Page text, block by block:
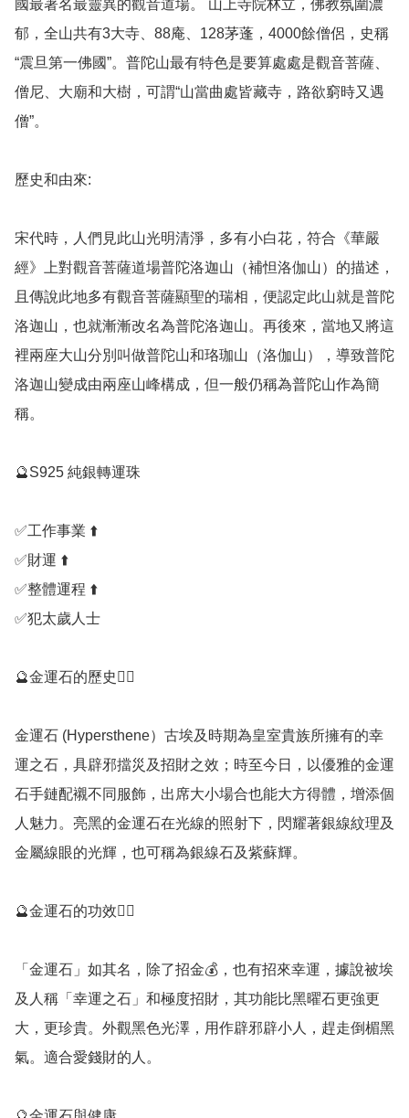
國最著名最靈異的觀音道場。 山上寺院林立，佛教氛圍濃
郁，全山共有3大寺、88庵、128茅蓬，4000餘僧侶，史稱
“震旦第一佛國”。普陀山最有特色是要算處處是觀音菩薩、
僧尼、大廟和大樹，可謂“山當曲處皆藏寺，路欲窮時又遇
僧”。
歷史和由來:
宋代時，人們見此山光明清淨，多有小白花，符合《華嚴
經》上對觀音菩薩道場普陀洛迦山（補怛洛伽山）的描述，
且傳說此地多有觀音菩薩顯聖的瑞相，便認定此山就是普陀
洛迦山，也就漸漸改名為普陀洛迦山。再後來，當地又將這
裡兩座大山分別叫做普陀山和珞珈山（洛伽山），導致普陀
洛迦山變成由兩座山峰構成，但一般仍稱為普陀山作為簡
稱。
🔮S925 純銀轉運珠
✅️工作事業 ⬆️
✅️財運 ⬆️
✅️整體運程 ⬆️
✅️犯太歲人士
🔮金運石的歷史💁‍♀️
金運石 (Hypersthene）古埃及時期為皇室貴族所擁有的幸
運之石，具辟邪擋災及招財之效；時至今日，以優雅的金運
石手鏈配襯不同服飾，出席大小場合也能大方得體，增添個
人魅力。亮黑的金運石在光線的照射下，閃耀著銀線紋理及
金屬線眼的光輝，也可稱為銀線石及紫蘇輝。
🔮金運石的功效💁‍♀️
「金運石」如其名，除了招金💰，也有招來幸運，據說被埃
及人稱「幸運之石」和極度招財，其功能比黑曜石更強更
大，更珍貴。外觀黑色光澤，用作辟邪辟小人，趕走倒楣黑
氣。適合愛錢財的人。